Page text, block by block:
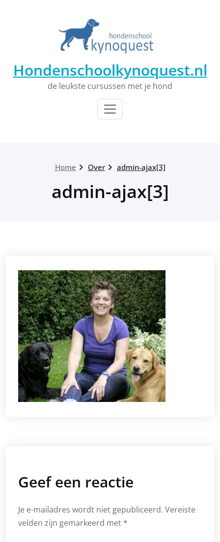
Hondenschoolkynoquest.nl
de leukste cursussen met je hond
Home Over admin-ajax[3]
admin-ajax[3]
Geef een reactie
Je e-mailadres wordt niet gepubliceerd. Vereiste
velden zijn gemarkeerd met *